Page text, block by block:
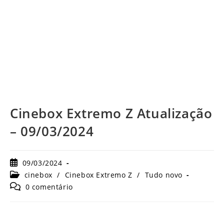
Cinebox Extremo Z Atualização
– 09/03/2024
Post
publicado:
09/03/2024
Categoria
do
post:
cinebox / Cinebox Extremo Z / Tudo novo
Comentários
0 comentário